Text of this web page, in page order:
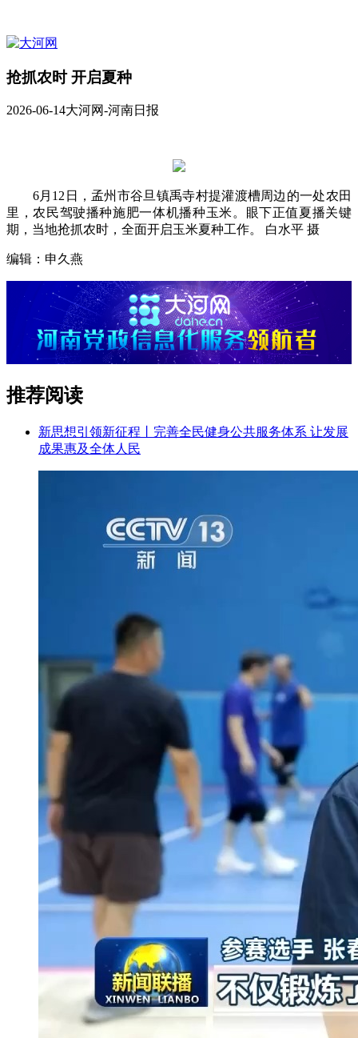
抢抓农时 开启夏种
2026-06-14大河网-河南日报
6月12日，孟州市谷旦镇禹寺村提灌渡槽周边的一处农田
里，农民驾驶播种施肥一体机播种玉米。眼下正值夏播关键
期，当地抢抓农时，全面开启玉米夏种工作。 白水平 摄
编辑：申久燕
推荐阅读
新思想引领新征程丨完善全民健身公共服务体系 让发展
成果惠及全体人民